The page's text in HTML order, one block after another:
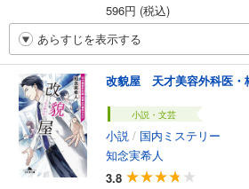
596円 (税込)
あらすじを表示する
改貌屋 天才美容外科医・
小説・文芸
小説 / 国内ミステリー
知念実希人
3.8